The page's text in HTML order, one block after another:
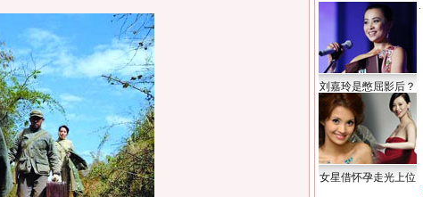
刘嘉玲是憋屈影后？
女星借怀孕走光上位